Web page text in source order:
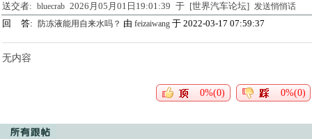
送交者: bluecrab 2026月05月01日19:01:39 于 [世界汽车论坛] 发送悄悄话
回 答: 防冻液能用自来水吗？ 由 feizaiwang 于 2022-03-17 07:59:37
无内容
0%(0) 0%(0)